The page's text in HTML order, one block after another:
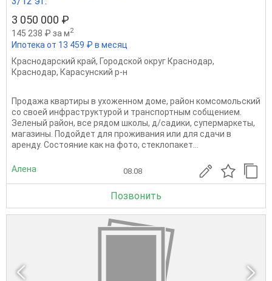
3 050 000 ₽
145 238 ₽ за м2
Ипотека от 13 459 ₽ в месяц
Краснодарский край, Городской округ Краснодар,
Краснодар, Карасунский р-н
Продажа квартиры в ухоженном доме, район комсомольский
со своей инфраструктурой и транспортным собщением.
Зеленый район, все рядом школы, д/садики, супермаркеты,
магазины. Подойдет для проживания или для сдачи в
аренду. Состояние как на фото, стеклопакет...
Алена 08.08
Позвонить